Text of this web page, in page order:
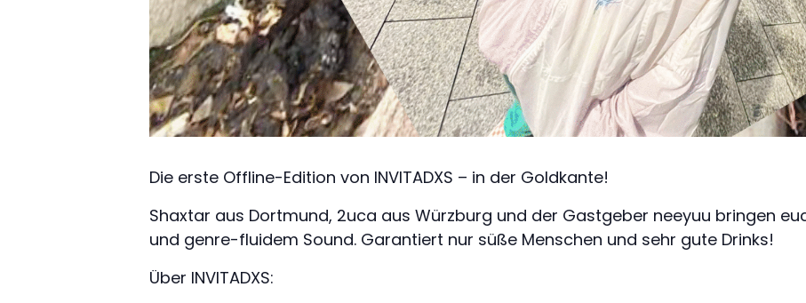
Die erste Offline-Edition von INVITADXS – in der Goldkante!
Shaxtar aus Dortmund, 2uca aus Würzburg und der Gastgeber neeyuu bringen
und genre-fluidem Sound. Garantiert nur süße Menschen und sehr gute Drinks!
Über INVITADXS: